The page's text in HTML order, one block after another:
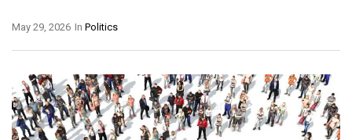
In Politics
May 29, 2026